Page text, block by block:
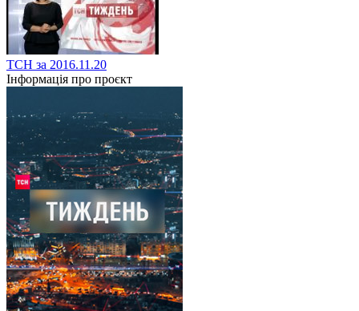
ТСН за 2016.11.20
Інформація про проєкт